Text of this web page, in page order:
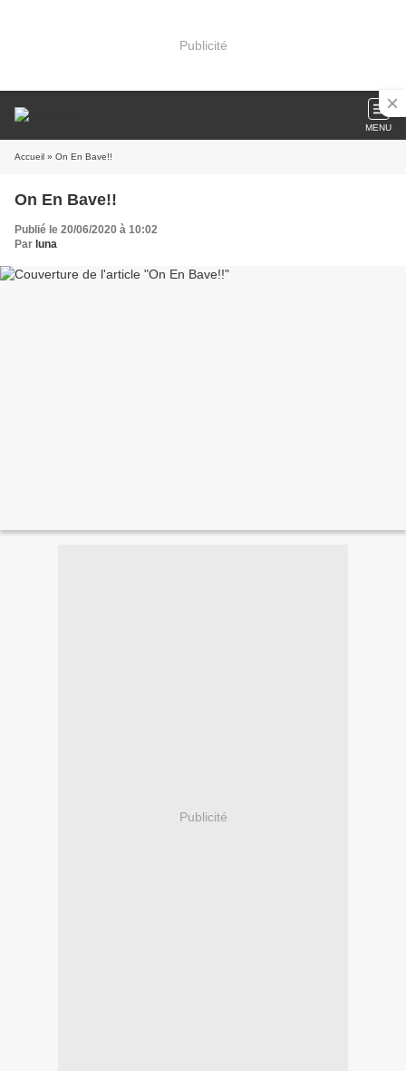
Publicité
MENU
Accueil » On En Bave!!
On En Bave!!
Publié le 20/06/2020 à 10:02
Par luna
Publicité